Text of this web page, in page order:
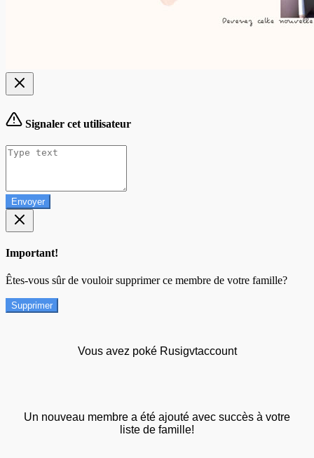
Signaler cet utilisateur
Envoyer
Important!
Êtes-vous sûr de vouloir supprimer ce membre de votre famille?
Supprimer
Vous avez poké Rusigvtaccount
Un nouveau membre a été ajouté avec succès à votre
liste de famille!